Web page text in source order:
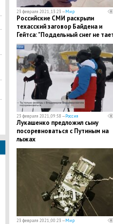
23 февраля 2021, 13:23 —Мир
Российские СМИ раскрыли
техасский заговор Байдена и
Гейтса: "Поддельный снег не
горит"
23 февраля 2021, 09:58 —Россия
Лукашенко предложил сыну
посоревноваться с Путиным на
лыжах
23 февраля 2021, 00:23 —Мир